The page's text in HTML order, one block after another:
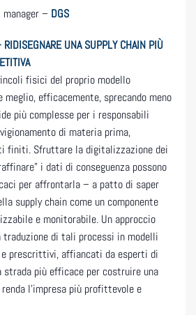
– DGS
UNA SUPPLY CHAIN PIÙ
fisici del proprio modello
meglio, efficacemente, sprecando meno
più complesse per i responsabili
di materia prima,
finiti. Sfruttare la digitalizzazione dei
i dati di conseguenza possono
per affrontarla – a patto di saper
supply chain come un componente
e monitorabile. Un approccio
traduzione di tali processi in modelli
prescrittivi, affiancati da esperti di
strada più efficace per costruire una
l’impresa più profittevole e